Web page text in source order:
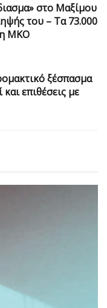
στο Μαξίμου
του – Τα 73.000
ΜΚΟ
ξέσπασμα
επιθέσεις με